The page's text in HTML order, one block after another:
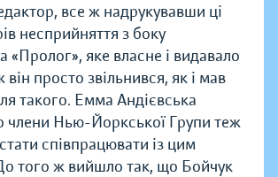
все ж надрукувавши ці
несприйняття з боку
«Пролог», яке власне і видавало
просто звільнився, як і мав
такого. Емма Андієвська
члени Нью-Йоркської Групи теж
співпрацювати із цим
того ж вийшло так, що Бойчук